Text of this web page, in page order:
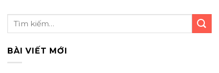
BÀI VIẾT MỚI